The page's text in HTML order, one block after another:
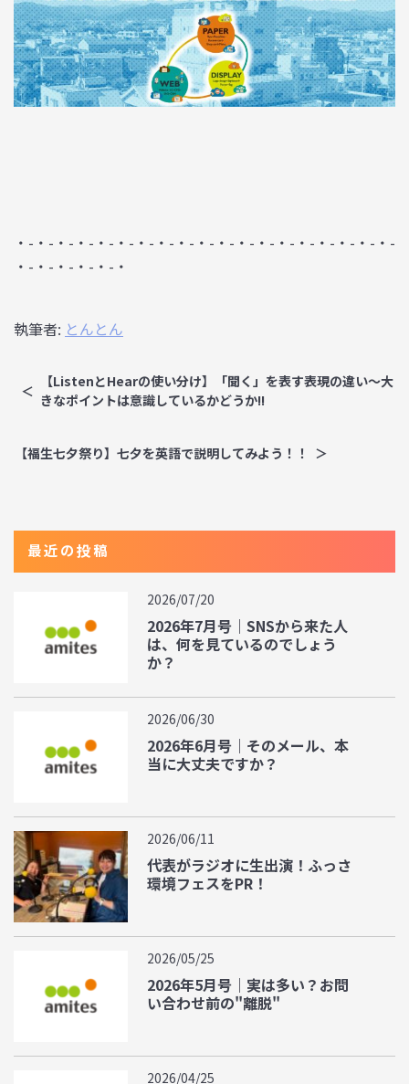
・-・-・-・-・-・-・-・-・-・-・-・-・-・-・-・-・-・-・-
・-・-・-・-・-・
執筆者: とんとん
【ListenとHearの使い分け】「聞く」を表す表現の違い～大
きなポイントは意識しているかどうか!!
【福生七夕祭り】七夕を英語で説明してみよう！！
最近の投稿
2026/07/20
2026年7月号｜SNSから来た人
は、何を見ているのでしょう
か？
2026/06/30
2026年6月号｜そのメール、本
当に大丈夫ですか？
2026/06/11
代表がラジオに生出演！ふっさ
環境フェスをPR！
2026/05/25
2026年5月号｜実は多い？お問
い合わせ前の"離脱"
2026/04/25